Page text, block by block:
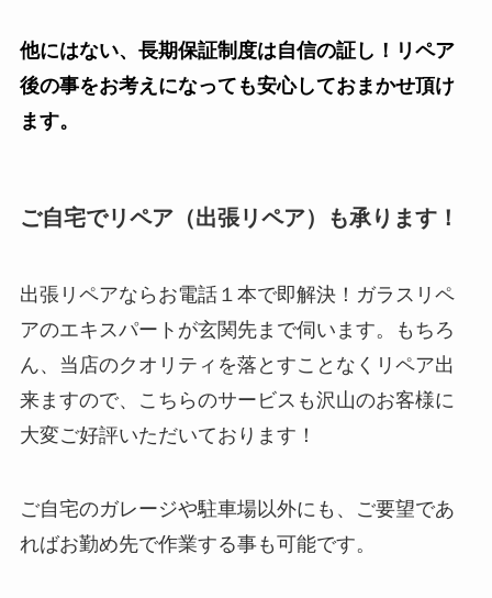
他にはない、長期保証制度は自信の証し！リペア
後の事をお考えになっても安心しておまかせ頂け
ます。
ご自宅でリペア（出張リペア）も承ります！
出張リペアならお電話１本で即解決！ガラスリペ
アのエキスパートが玄関先まで伺います。もちろ
ん、当店のクオリティを落とすことなくリペア出
来ますので、こちらのサービスも沢山のお客様に
大変ご好評いただいております！
ご自宅のガレージや駐車場以外にも、ご要望であ
ればお勤め先で作業する事も可能です。